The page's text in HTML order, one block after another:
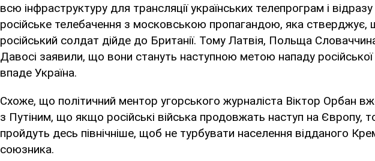
всю інфраструктуру для трансляції українських телепрограм і
російське телебачення з московською пропагандою, яка стверджує,
російський солдат дійде до Британії. Тому Латвія, Польща
Давосі заявили, що вони стануть наступною метою нападу російської
впаде Україна.
Схоже, що політичний ментор угорського журналіста Віктор Орбан
з Путіним, що якщо російські війська продовжать наступ на Європу,
пройдуть десь північніше, щоб не турбувати населення відданого
союзника.